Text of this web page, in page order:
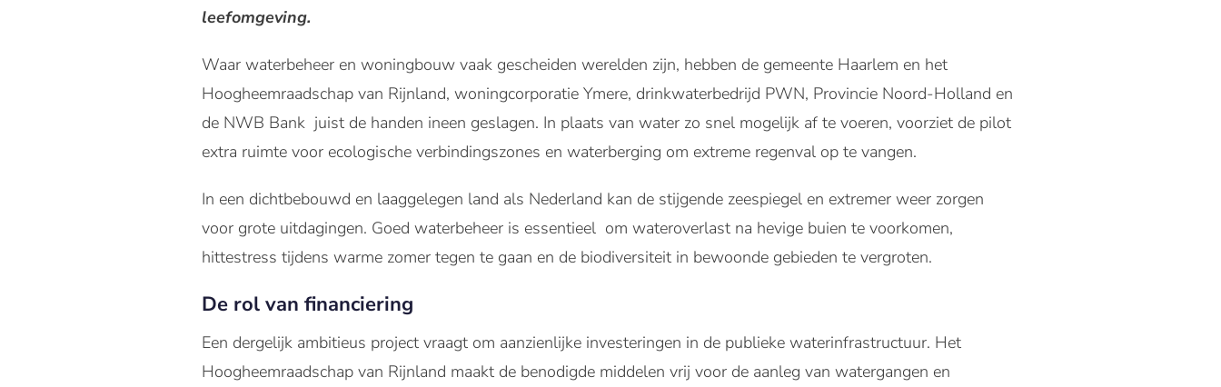
leefomgeving.
Waar waterbeheer en woningbouw vaak gescheiden werelden zijn, hebben de gemeente Haarlem en het
Hoogheemraadschap van Rijnland, woningcorporatie Ymere, drinkwaterbedrijd PWN, Provincie Noord-Holland en
de NWB Bank juist de handen ineen geslagen. In plaats van water zo snel mogelijk af te voeren, voorziet de pilot
extra ruimte voor ecologische verbindingszones en waterberging om extreme regenval op te vangen.
In een dichtbebouwd en laaggelegen land als Nederland kan de stijgende zeespiegel en extremer weer zorgen
voor grote uitdagingen. Goed waterbeheer is essentieel om wateroverlast na hevige buien te voorkomen,
hittestress tijdens warme zomer tegen te gaan en de biodiversiteit in bewoonde gebieden te vergroten.
De rol van financiering
Een dergelijk ambitieus project vraagt om aanzienlijke investeringen in de publieke waterinfrastructuur. Het
Hoogheemraadschap van Rijnland maakt de benodigde middelen vrij voor de aanleg van watergangen en